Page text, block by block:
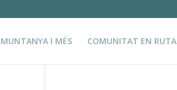
MUNTANYA I MÉS COMUNITAT EN RUTA